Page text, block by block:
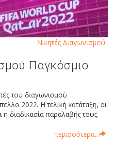
Παγκόσμιο
του διαγωνισμού
2022. Η τελική κατάταξη, οι
η διαδικασία παραλαβής τους.
περισσότερα...
Νικητές Διαγωνισμού